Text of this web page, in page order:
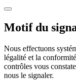
Motif du
Nous effectuons
légalité et la
contrôles vous
nous le signaler.